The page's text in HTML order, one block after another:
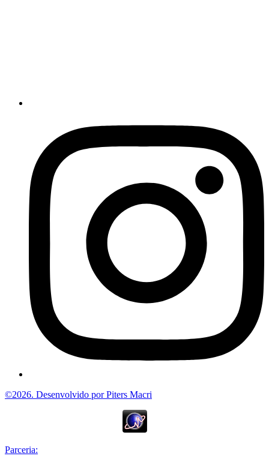
©2026. Desenvolvido por Piters Macri
Parceria: